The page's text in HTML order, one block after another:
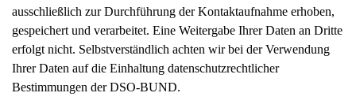
ausschließlich zur Durchführung der Kontaktaufnahme erhoben,
gespeichert und verarbeitet. Eine Weitergabe Ihrer Daten an Dritte
erfolgt nicht. Selbstverständlich achten wir bei der Verwendung
Ihrer Daten auf die Einhaltung datenschutzrechtlicher
Bestimmungen der DSO-BUND.